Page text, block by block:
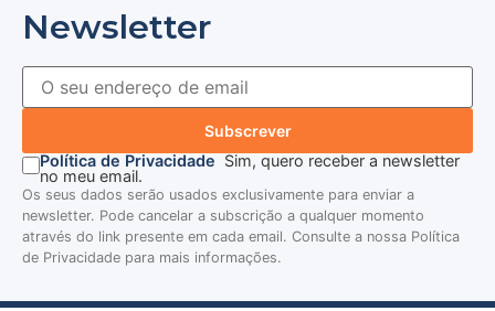
Newsletter
Subscrever
Política de Privacidade Sim, quero receber a newsletter
no meu email.
Os seus dados serão usados exclusivamente para enviar a
newsletter. Pode cancelar a subscrição a qualquer momento
através do link presente em cada email. Consulte a nossa Política
de Privacidade para mais informações.